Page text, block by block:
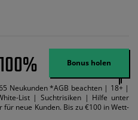
100% Bonus holen
Neukunden *AGB beachten | 18+ |
List | Suchtrisiken | Hilfe unter
neue Kunden. Bis zu €100 in Wett-